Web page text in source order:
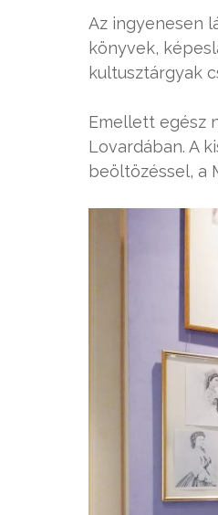
Az ingyenesen
könyvek,
kultusztárgyak
Emellett egész
Lovardában. A
beöltözéssel, a